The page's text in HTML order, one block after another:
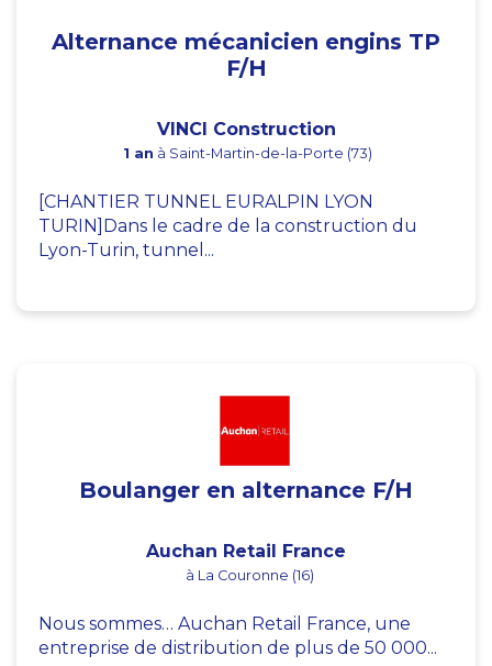
Alternance mécanicien engins TP
F/H
VINCI Construction
1 an à Saint-Martin-de-la-Porte (73)
[CHANTIER TUNNEL EURALPIN LYON
TURIN]Dans le cadre de la construction du
Lyon-Turin, tunnel...
Boulanger en alternance F/H
Auchan Retail France
à La Couronne (16)
Nous sommes… Auchan Retail France, une
entreprise de distribution de plus de 50 000...